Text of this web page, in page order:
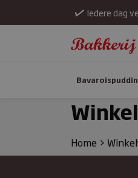
Iedere dag
Home >